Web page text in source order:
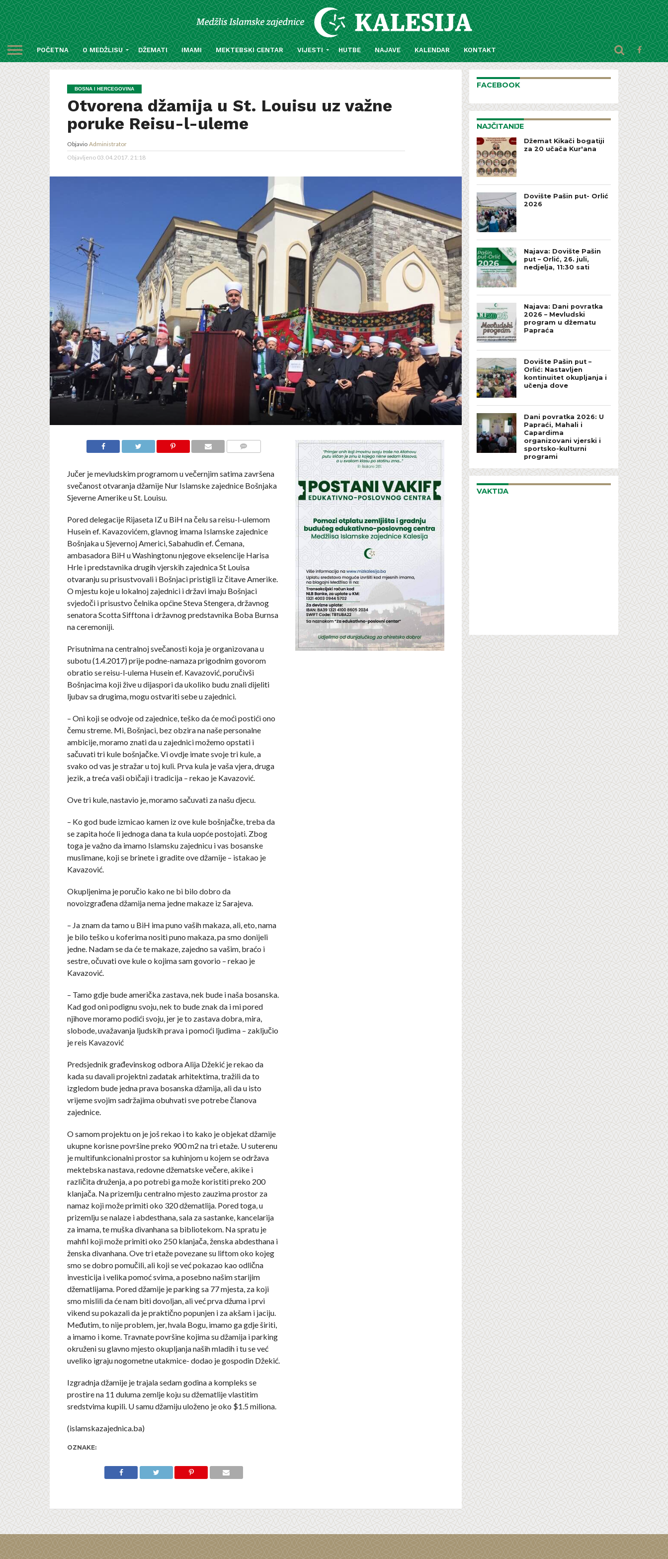
POČETNA O MEDŽLISU DŽEMATI IMAMI MEKTEBSKI CENTAR VIJESTI HUTBE NAJAVE KALENDAR KONTAKT
BOSNA I HERCEGOVINA
Otvorena džamija u St. Louisu uz važne
poruke Reisu-l-uleme
Objavio Administrator
Objavljeno 03.04.2017. 21:18
Jučer je mevludskim programom u večernjim satima završena
svečanost otvaranja džamije Nur Islamske zajednice Bošnjaka
Sjeverne Amerike u St. Louisu.
Pored delegacije Rijaseta IZ u BiH na čelu sa reisu-l-ulemom
Husein ef. Kavazovićem, glavnog imama Islamske zajednice
Bošnjaka u Sjevernoj Americi, Sabahudin ef. Ćemana,
ambasadora BiH u Washingtonu njegove ekselencije Harisa
Hrle i predstavnika drugih vjerskih zajednica St Louisa
otvaranju su prisustvovali i Bošnjaci pristigli iz čitave Amerike.
O mjestu koje u lokalnoj zajednici i državi imaju Bošnjaci
svjedoči i prisustvo čelnika općine Steva Stengera, državnog
senatora Scotta Sifftona i državnog predstavnika Boba Burnsa
na ceremoniji.
Prisutnima na centralnoj svečanosti koja je organizovana u
subotu (1.4.2017) prije podne-namaza prigodnim govorom
obratio se reisu-l-ulema Husein ef. Kavazović, poručivši
Bošnjacima koji žive u dijaspori da ukoliko budu znali dijeliti
ljubav sa drugima, mogu ostvariti sebe u zajednici.
– Oni koji se odvoje od zajednice, teško da će moći postići ono
čemu streme. Mi, Bošnjaci, bez obzira na naše personalne
ambicije, moramo znati da u zajednici možemo opstati i
sačuvati tri kule bošnjačke. Vi ovdje imate svoje tri kule, a
svako od vas je stražar u toj kuli. Prva kula je vaša vjera, druga
jezik, a treća vaši običaji i tradicija – rekao je Kavazović.
Ove tri kule, nastavio je, moramo sačuvati za našu djecu.
– Ko god bude izmicao kamen iz ove kule bošnjačke, treba da
se zapita hoće li jednoga dana ta kula uopće postojati. Zbog
toga je važno da imamo Islamsku zajednicu i vas bosanske
muslimane, koji se brinete i gradite ove džamije – istakao je
Kavazović.
Okupljenima je poručio kako ne bi bilo dobro da
novoizgrađena džamija nema jedne makaze iz Sarajeva.
– Ja znam da tamo u BiH ima puno vaših makaza, ali, eto, nama
je bilo teško u koferima nositi puno makaza, pa smo donijeli
jedne. Nadam se da će te makaze, zajedno sa vašim, braćo i
sestre, očuvati ove kule o kojima sam govorio – rekao je
Kavazović.
– Tamo gdje bude američka zastava, nek bude i naša bosanska.
Kad god oni podignu svoju, nek to bude znak da i mi pored
njihove moramo podići svoju, jer je to zastava dobra, mira,
slobode, uvažavanja ljudskih prava i pomoći ljudima – zaključio
je reis Kavazović
Predsjednik građevinskog odbora Alija Džekić je rekao da
kada su davali projektni zadatak arhitektima, tražili da to
izgledom bude jedna prava bosanska džamija, ali da u isto
vrijeme svojim sadržajima obuhvati sve potrebe članova
zajednice.
O samom projektu on je još rekao i to kako je objekat džamije
ukupne korisne površine preko 900 m2 na tri etaže. U suterenu
je multifunkcionalni prostor sa kuhinjom u kojem se održava
mektebska nastava, redovne džematske večere, akike i
različita druženja, a po potrebi ga može koristiti preko 200
klanjača. Na prizemlju centralno mjesto zauzima prostor za
namaz koji može primiti oko 320 džematlija. Pored toga, u
prizemlju se nalaze i abdesthana, sala za sastanke, kancelarija
za imama, te muška divanhana sa bibliotekom. Na spratu je
mahfil koji može primiti oko 250 klanjača, ženska abdesthana i
ženska divanhana. Ove tri etaže povezane su liftom oko kojeg
smo se dobro pomučili, ali koji se već pokazao kao odlična
investicija i velika pomoć svima, a posebno našim starijim
džematlijama. Pored džamije je parking sa 77 mjesta, za koji
smo mislili da će nam biti dovoljan, ali već prva džuma i prvi
vikend su pokazali da je praktično popunjen i za akšam i jaciju.
Međutim, to nije problem, jer, hvala Bogu, imamo ga gdje širiti,
a imamo i kome. Travnate površine kojima su džamija i parking
okruženi su glavno mjesto okupljanja naših mladih i tu se već
uveliko igraju nogometne utakmice- dodao je gospodin Džekić.
Izgradnja džamije je trajala sedam godina a kompleks se
prostire na 11 duluma zemlje koju su džematlije vlastitim
sredstvima kupili. U samu džamiju uloženo je oko $1.5 miliona.
(islamskazajednica.ba)
OZNAKE:
FACEBOOK
NAJČITANIJE
Džemat Kikači bogatiji
za 20 učača Kur'ana
Dovište Pašin put- Orlić
2026
Najava: Dovište Pašin
put – Orlić, 26. juli,
nedjelja, 11:30 sati
Najava: Dani povratka
2026 – Mevludski
program u džematu
Papraća
Dovište Pašin put –
Orlić: Nastavljen
kontinuitet okupljanja i
učenja dove
Dani povratka 2026: U
Papraći, Mahali i
Capardima
organizovani vjerski i
sportsko-kulturni
programi
VAKTIJA